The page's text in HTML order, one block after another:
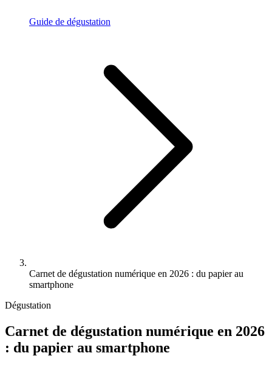
Guide de dégustation
Carnet de dégustation numérique en 2026 : du papier au
smartphone
Dégustation
Carnet de dégustation numérique en 2026
: du papier au smartphone